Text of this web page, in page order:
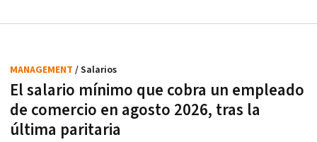
El salario mínimo que cobra un empleado
de comercio en agosto 2026, tras la
última paritaria
MANAGEMENT / Salarios